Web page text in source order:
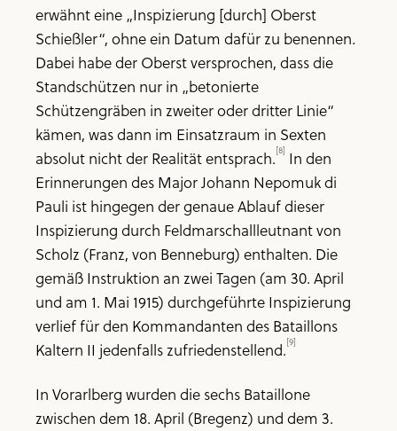
erwähnt eine „Inspizierung [durch] Oberst
Schießler“, ohne ein Datum dafür zu benennen.
Dabei habe der Oberst versprochen, dass die
Standschützen nur in „betonierte
Schützengräben in zweiter oder dritter Linie“
kämen, was dann im Einsatzraum in Sexten
absolut nicht der Realität entsprach.[8] In den
Erinnerungen des Major Johann Nepomuk di
Pauli ist hingegen der genaue Ablauf dieser
Inspizierung durch Feldmarschallleutnant von
Scholz (Franz, von Benneburg) enthalten. Die
gemäß Instruktion an zwei Tagen (am 30. April
und am 1. Mai 1915) durchgeführte Inspizierung
verlief für den Kommandanten des Bataillons
Kaltern II jedenfalls zufriedenstellend.[9]
In Vorarlberg wurden die sechs Bataillone
zwischen dem 18. April (Bregenz) und dem 3.